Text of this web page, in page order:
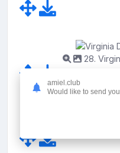
28.
29.
amiel.club
Would like to send